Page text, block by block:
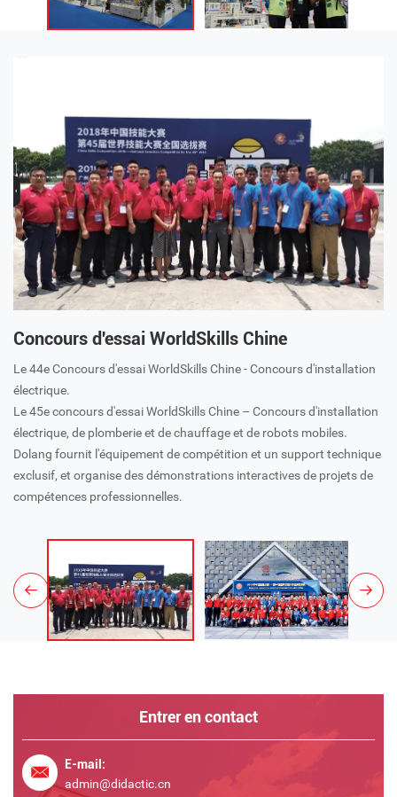
Concours d'essai WorldSkills Chine
Le 44e Concours d'essai WorldSkills Chine - Concours d'installation
électrique.
Le 45e concours d'essai WorldSkills Chine – Concours d'installation
électrique, de plomberie et de chauffage et de robots mobiles.
Dolang fournit l'équipement de compétition et un support technique
exclusif, et organise des démonstrations interactives de projets de
compétences professionnelles.
Entrer en contact
E-mail:
admin@didactic.cn